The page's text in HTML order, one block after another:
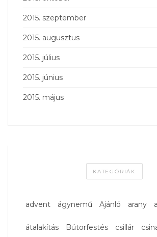
2015. szeptember
2015. augusztus
2015. július
2015. június
2015. május
KATEGÓRIÁK
advent ágynemű Ajánló arany
átalakítás Bútorfestés csillár